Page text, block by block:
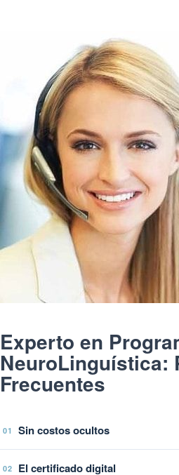
Experto en
NeuroLinguística:
Frecuentes
01 Sin costos ocultos
02 El certificado digital